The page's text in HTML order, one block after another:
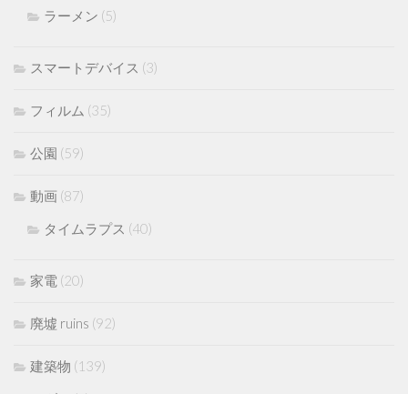
ラーメン (5)
スマートデバイス (3)
フィルム (35)
公園 (59)
動画 (87)
タイムラプス (40)
家電 (20)
廃墟 ruins (92)
建築物 (139)